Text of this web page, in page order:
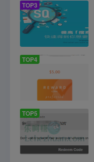
TOP3
TOP4
TOP5